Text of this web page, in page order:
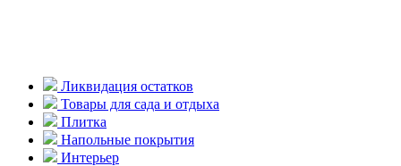
Ликвидация остатков
Товары для сада и отдыха
Плитка
Напольные покрытия
Интерьер